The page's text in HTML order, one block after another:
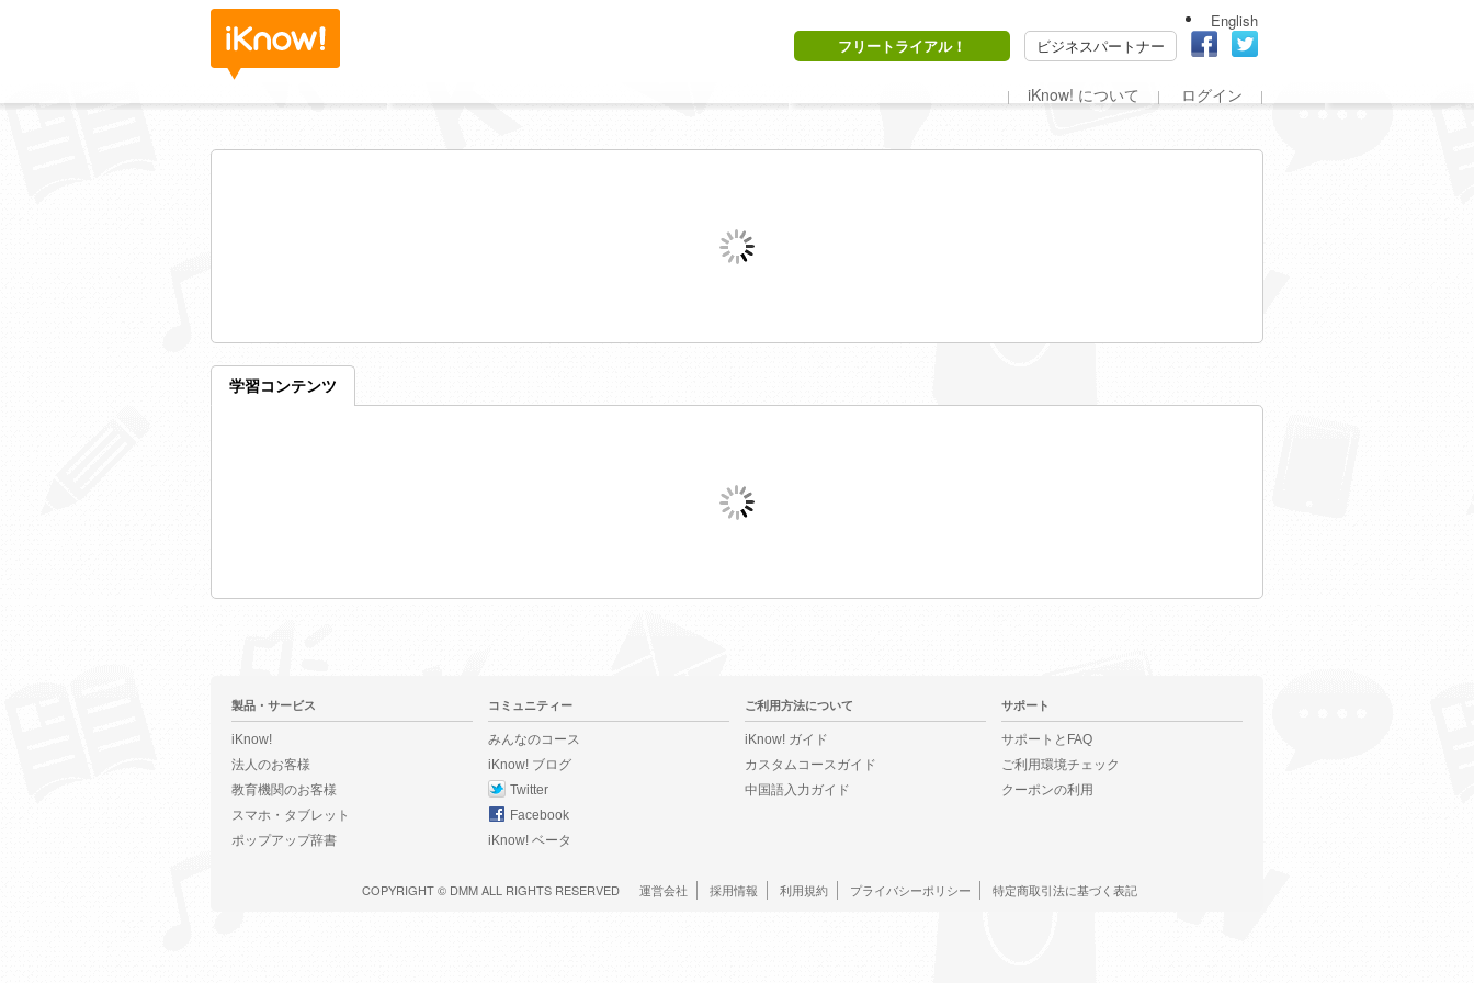
English
フリートライアル！
ビジネスパートナー
iKnow! について ログイン
学習コンテンツ
製品・サービス
iKnow!
法人のお客様
教育機関のお客様
スマホ・タブレット
ポップアップ辞書
コミュニティー
みんなのコース
iKnow! ブログ
Twitter
Facebook
iKnow! ベータ
ご利用方法について
iKnow! ガイド
カスタムコースガイド
中国語入力ガイド
サポート
サポートとFAQ
ご利用環境チェック
クーポンの利用
COPYRIGHT © DMMALL RIGHTS RESERVED 運営会社 採用情報 利用規約 プライバシーポリシー 特定商取引法に基づく表記